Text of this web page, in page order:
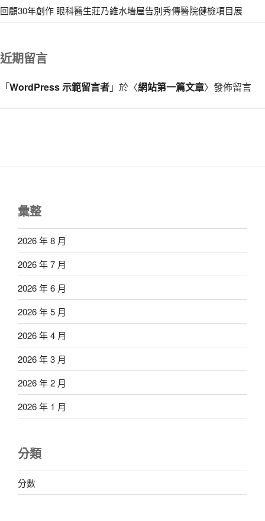
回顧30年創作 眼科醫生莊乃維水墻屋告別秀傳醫院健檢項目展
近期留言
「WordPress 示範留言者」於〈網站第一篇文章〉發佈留言
彙整
2026 年 8 月
2026 年 7 月
2026 年 6 月
2026 年 5 月
2026 年 4 月
2026 年 3 月
2026 年 2 月
2026 年 1 月
分類
分數